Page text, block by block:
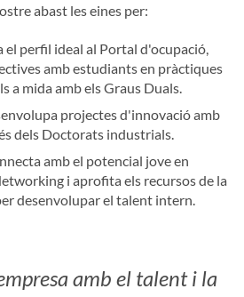
abast les eines per:
el perfil ideal al Portal d'ocupació,
amb estudiants en pràctiques
a mida amb els Graus Duals.
projectes d'innovació amb
dels Doctorats industrials.
amb el potencial jove en
i aprofita els recursos de la
desenvolupar el talent intern.
amb el talent i la